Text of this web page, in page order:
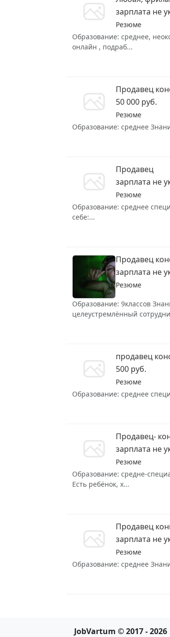
зарплата не
Резюме
Образование: среднее,
онлайн , подраб...
Продавец
50 000 руб.
Резюме
Образование: среднее
Продавец
зарплата не
Резюме
Образование: среднее
себе:...
Продавец
зарплата не
Резюме
Образование: 9классов
целеустремлённый
продавец
500 руб.
Резюме
Образование: среднее
Продавец-
зарплата не
Резюме
Образование: средне-
Есть ребёнок, х...
Продавец
зарплата не
Резюме
Образование: среднее
JobVartum © 2017 - 2026